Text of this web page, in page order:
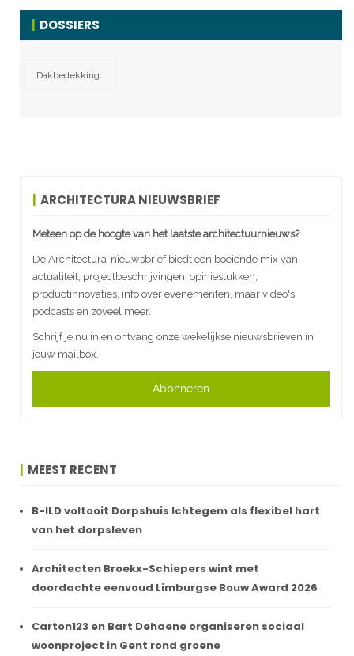
DOSSIERS
Dakbedekking
ARCHITECTURA NIEUWSBRIEF
Meteen op de hoogte van het laatste architectuurnieuws?
De Architectura-nieuwsbrief biedt een boeiende mix van
actualiteit, projectbeschrijvingen, opiniestukken,
productinnovaties, info over evenementen, maar video's,
podcasts en zoveel meer.
Schrijf je nu in en ontvang onze wekelijkse nieuwsbrieven in
jouw mailbox.
Abonneren
MEEST RECENT
B-ILD voltooit Dorpshuis Ichtegem als flexibel hart
van het dorpsleven
Architecten Broekx-Schiepers wint met
doordachte eenvoud Limburgse Bouw Award 2026
Carton123 en Bart Dehaene organiseren sociaal
woonproject in Gent rond groene